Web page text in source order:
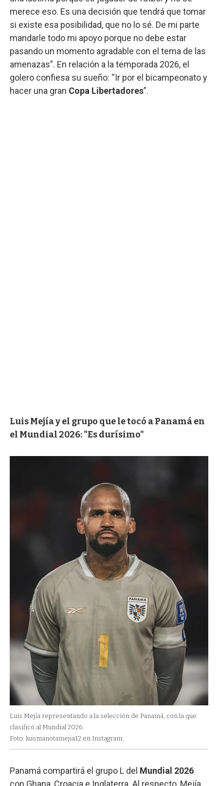
merece eso. Es una decisión que tendrá que tomar
si existe esa posibilidad, que no lo sé. De mi parte
mandarle todo mi apoyo porque no debe estar
pasando un momento agradable con el tema de las
amenazas”. En relación a la temporada 2026, el
golero confiesa su sueño: “Ir por el bicampeonato y
hacer una gran Copa Libertadores”.
Luis Mejía y el grupo que le tocó a Panamá en
el Mundial 2026: "Es durísimo"
Luis Mejía representando a la selección de Panamá, con la que
clasificó al Mundial 2026.
Foto: luismanotamejia12 en Instagram.
Panamá compartirá el grupo L del Mundial 2026
con Ghana, Croacia e Inglaterra. Al respecto, Mejía